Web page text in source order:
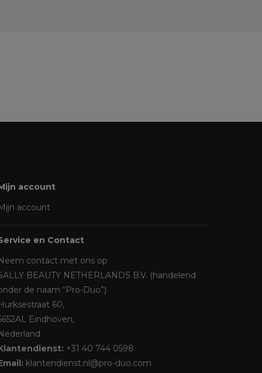
account
account
en Contact
contact met ons op
BEAUTY NETHERLANDS B.V. (handelend
de naam “Pro-Duo”)
60,
Eindhoven,
+31 40 744 0598
klantendienst.nl@pro-duo.com